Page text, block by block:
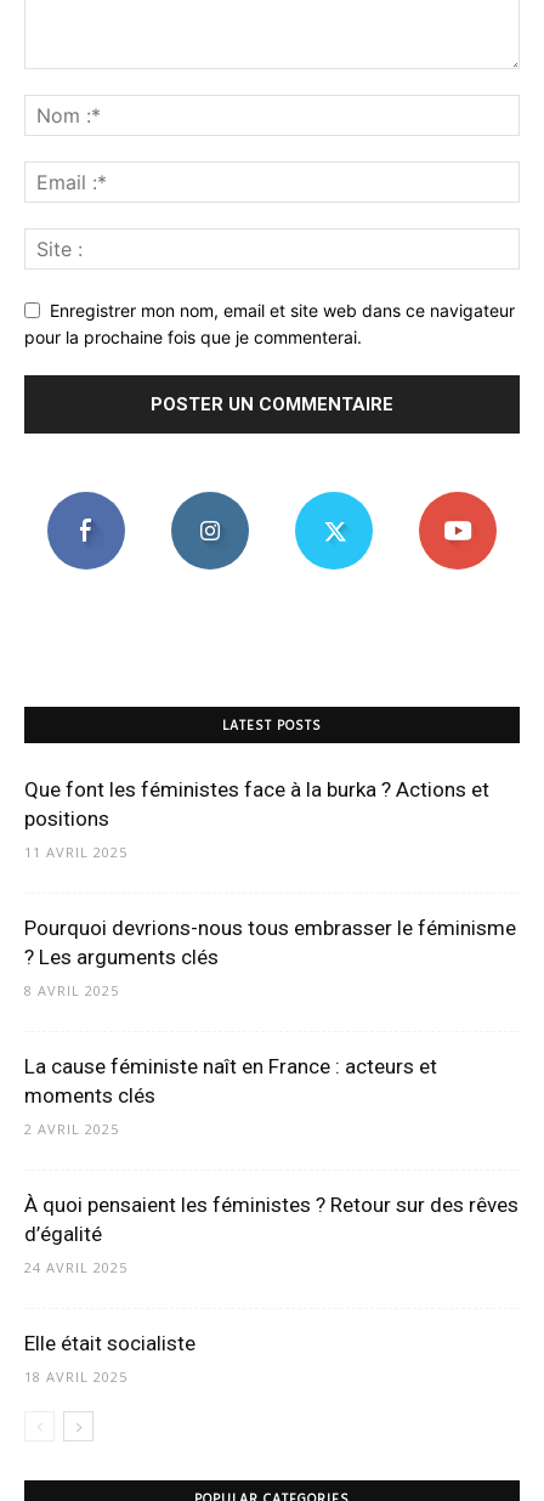
Enregistrer mon nom, email et site web dans ce navigateur
pour la prochaine fois que je commenterai.
LATEST POSTS
Que font les féministes face à la burka ? Actions et
positions
11 AVRIL 2025
Pourquoi devrions-nous tous embrasser le féminisme
? Les arguments clés
8 AVRIL 2025
La cause féministe naît en France : acteurs et
moments clés
2 AVRIL 2025
À quoi pensaient les féministes ? Retour sur des rêves
d’égalité
24 AVRIL 2025
Elle était socialiste
18 AVRIL 2025